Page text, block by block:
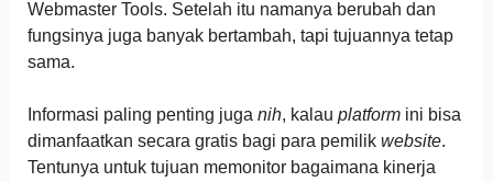
Webmaster Tools. Setelah itu namanya berubah dan
fungsinya juga banyak bertambah, tapi tujuannya tetap
sama.
Informasi paling penting juga nih, kalau platformini bisa
dimanfaatkan secara gratis bagi para pemilik website.
Tentunya untuk tujuan memonitor bagaimana kinerja